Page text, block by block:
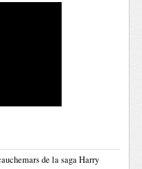
de la saga Harry